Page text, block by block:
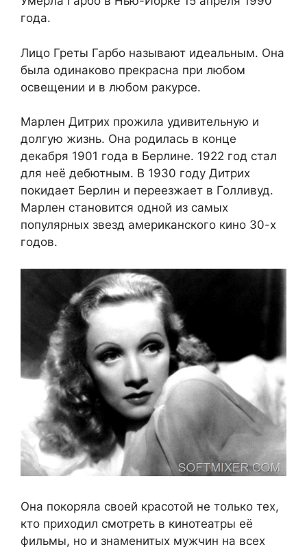
года.
Лицо Греты Гарбо называют идеальным. Она
была одинаково прекрасна при любом
освещении и в любом ракурсе.
Марлен Дитрих прожила удивительную и
долгую жизнь. Она родилась в конце
декабря 1901 года в Берлине. 1922 год стал
для неё дебютным. В 1930 году Дитрих
покидает Берлин и переезжает в Голливуд.
Марлен становится одной из самых
популярных звезд американского кино 30-х
годов.
Она покоряла своей красотой не только тех,
кто приходил смотреть в кинотеатры её
фильмы, но и знаменитых мужчин на всех